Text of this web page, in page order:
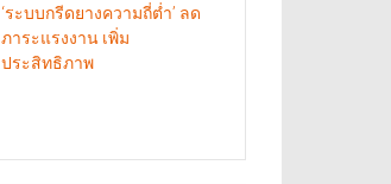
‘ระบบกรีดยางความถี่ต่ำ’ ลด
ภาระแรงงาน เพิ่ม
ประสิทธิภาพ